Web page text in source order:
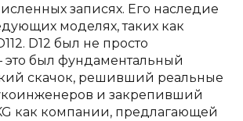
записях. Его наследие
моделях, таких как
D12 был не просто
был фундаментальный
скачок, решивший реальные
и закрепивший
как компании, предлагающей